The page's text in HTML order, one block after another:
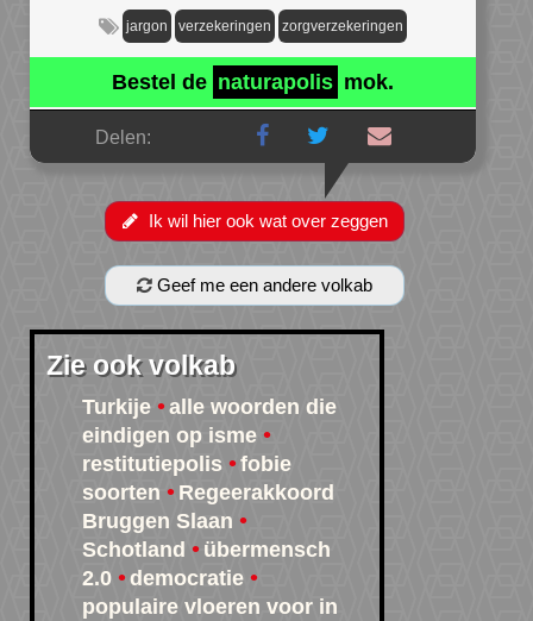
jargon verzekeringen zorgverzekeringen
Bestel de naturapolis mok.
Delen:
Ik wil hier ook wat over zeggen
Geef me een andere volkab
Zie ook volkab
Turkije
alle woorden die
eindigen op isme
restitutiepolis
fobie
soorten
Regeerakkoord
Bruggen Slaan
Schotland
übermensch
2.0
democratie
populaire vloeren voor in